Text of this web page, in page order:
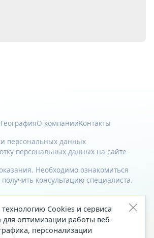
ГеографияО компанииКонтакты
персональных данных
персональных данных на сайте
Необходимо ознакомиться
консультацию специалиста.
защищены.
Cookies и сервиса
для оптимизации работы веб-
персонализации